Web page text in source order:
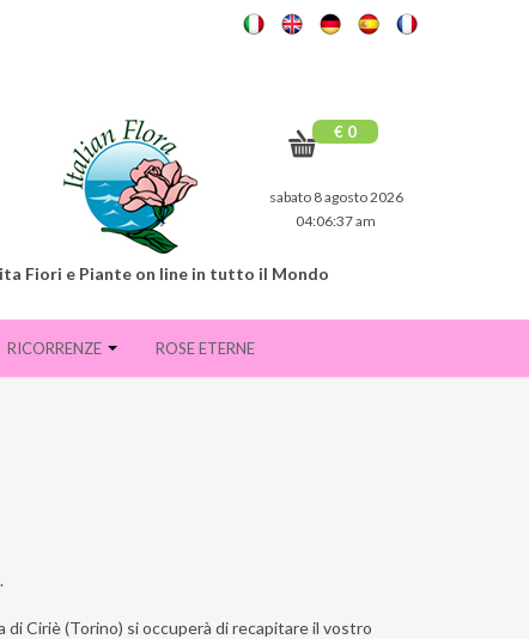
€ 0
sabato 8 agosto 2026
04:06:38 am
Fiori e Piante on line in tutto il Mondo
RICORRENZE ROSE ETERNE
Ciriè (Torino) si occuperà di recapitare il vostro